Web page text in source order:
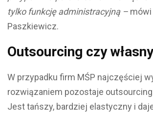
tylko funkcję administracyjną –
Paszkiewicz.
Outsourcing czy
W przypadku firm MŚP najczęściej
rozwiązaniem pozostaje
Jest tańszy, bardziej elastyczny i